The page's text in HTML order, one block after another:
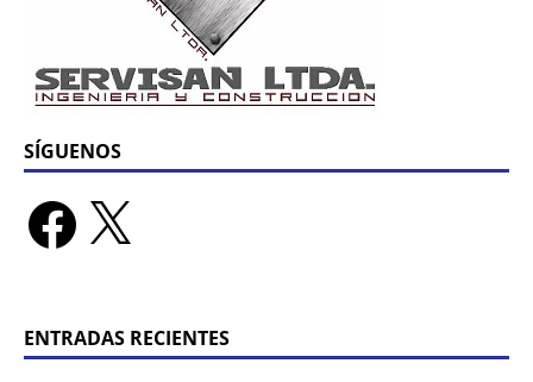
SÍGUENOS
ENTRADAS RECIENTES